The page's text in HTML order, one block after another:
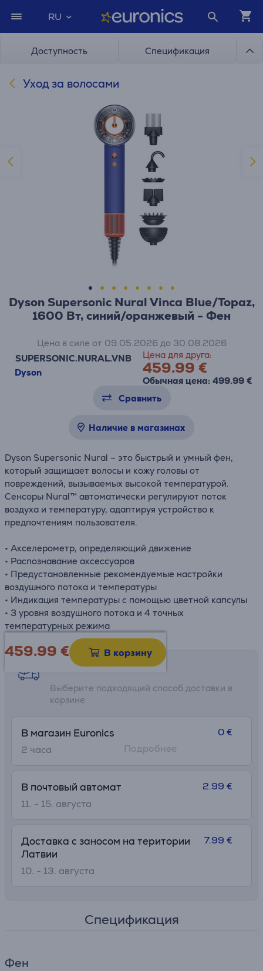
RU
Доступность Спецификация
Уход за волосами
Dyson Supersonic Nural Vinca Blue/Topaz,
1600 Вт, синий/оранжевый - Фен
SUPERSONIC.NURAL.VNB
Dyson
Цена для друга:
459.99 €
Обычная цена: 499.99 €
Цена в силе от 09.05.2026 до 30.08.2026
Сравнить
Наличие в магазинах
Dyson Supersonic Nural – это быстрый и умный фен,
который защищает волосы и кожу головы от
повреждений, вызываемых высокой температурой.
Сенсоры Nural™ автоматически регулируют поток
воздуха и температуру, адаптируя устройство к
предпочтениям пользователя.
• Акселерометр, определяющий движение
• Распознавание аксессуаров
• Предустановленные рекомендуемые настройки
воздушного потока и температуры
• Индикация температуры с помощью цветной капсулы
• 3 уровня воздушного потока и 4 точных
температурных режима
459.99 € В корзину
Возможности доставки
Выберите подходящий способ доставки в
корзине
В магазин Euronics
2 часa
0 €
Подробнее
В почтовый автомат
11. - 15. августа
2.99 €
Доставка с заносом на територии
Латвии
10. - 13. августа
7.99 €
Спецификация
Фен